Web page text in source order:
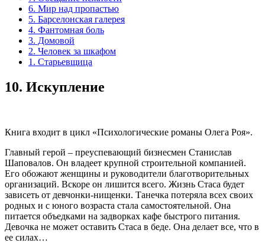
6. Мир над пропастью
5. Барселонская галерея
4. Фантомная боль
3. Домовой
2. Человек за шкафом
1. Старьевщица
10. Искупление
Книга входит в цикл «Психологические романы Олега Роя».
Главный герой – преуспевающий бизнесмен Станислав
Шаповалов. Он владеет крупной строительной компанией.
Его обожают женщины и руководители благотворительных
организаций. Вскоре он лишится всего. Жизнь Стаса будет
зависеть от девчонки-нищенки. Танечка потеряла всех своих
родных и с юного возраста стала самостоятельной. Она
питается объедками на задворках кафе быстрого питания.
Девочка не может оставить Стаса в беде. Она делает все, что в
ее силах…